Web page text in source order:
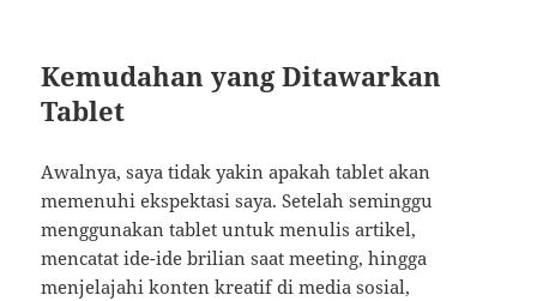
Kemudahan yang Ditawarkan
Tablet
Awalnya, saya tidak yakin apakah tablet akan
memenuhi ekspektasi saya. Setelah seminggu
menggunakan tablet untuk menulis artikel,
mencatat ide-ide brilian saat meeting, hingga
menjelajahi konten kreatif di media sosial,